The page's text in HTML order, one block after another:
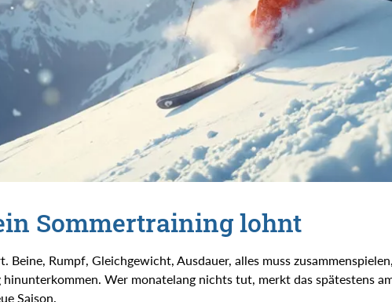
Sommertraining lohnt
Beine, Rumpf, Gleichgewicht, Ausdauer, alles muss
Wer monatelang nichts tut, merkt das spätestens
Saison.